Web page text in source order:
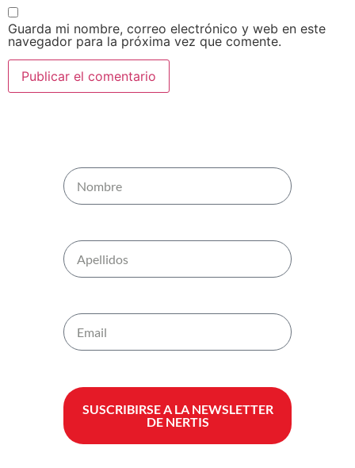
Guarda mi nombre, correo electrónico y web en este
navegador para la próxima vez que comente.
SUSCRIBIRSE A LA NEWSLETTER
DE NERTIS